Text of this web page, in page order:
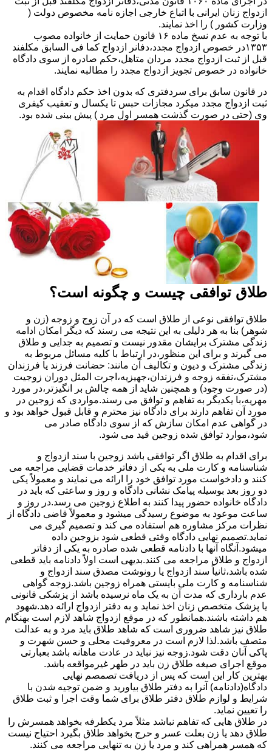
ازدواج زنان ایرانی با اتباع خارجی اجازه نامه مخصوص دولت (
وزارت کشور ) را اخذ نمایند.
با توجه به عدم نسخ ماده ۱۶ قانون حمایت از خانواده مصوب
۱۳۵۳در خصوص ازدواج مجدد،دفانر ازدواج کما فی السابق مکلفند
قبل از ثبت ازدواج مجدد مردان متاهل،حکم صادره از سوی دادگاه
خانواده در خصوص تجویز ازدواج مجدد را مطالبه نمایند.
در قانون سابق برای سردفتری که بدون اخذ حکم دادگاه اقدام به
ثبت ازدواج مجدد میکرد مجازات حبس تا یکسال و تعقیب کیفری
وی (حتی در صورت گذشت همسر اول مرد ) پیش بینی شده بود.
طلاق توافقی چیست و چگونه است؟
طلاق توافقی نوعی از طلاق است که در آن زوج و زوجه (زن و
شوهر) بنا به هر دلیلی به این نتیجه می رسند که دیگر امکان ادامه
زندگی مشترک برایشان مقدور نیست و تصمیم به جدایی و طلاق
می گیرند و برای این منظور،در ارتباط با کلیه مسائل مربوط به
زندگی مشترک و دیون و تکالیف آن مانند: حضانت فرزند یا فرزندان
مشترک،نفقه زوجه و فرزندان،جهیزیه،اجرت المثل دوران زوجیت
(در صورت وجود) و همچنین شاید از همه چالش بر انگیزتر،در مورد
مهریه،با یکدیگر به تفاهم و توافق می رسند.مواردی که زوجین در
مورد آن تفاهم دارند برای دادگاه نیز محترم و قابل قبول خواهد بود و
در گواهی عدم امکان سازش که از سوی دادگاه صادر می
شود،موارد توافق شده زوجین قید می شود.
برای اقدام به طلاق اگر توافقی باشد زوجین با سند ازدواج و
شناسنامه و کارت ملی به یکی از دفاتر خدمات قضایی مراجعه می
کنند و دادخواست مورد توافق خود را ارائه می نمایند و معمولاً یکی
دو روز بعد بوسیله پیامک نشانی دادگاه و روز و ساعتی که باید در
دادگاه خانواده حضور پیدا کنند به اطلاع زوجین می رسد.در روز و
ساعت موعود به موضوع رسیدگی میشود و معمولاً قاضی دادگاه از
نظرات مرکز مشاوره هم استفاده می کند و تصمیم گیری می
نماید.تصمیم نهایی دادگاه وقتی قطعی شود بزوجین داده
میشود.آنگاه آنها با دادنامه قطعی شده صادره به یکی از دفاتر
ازدواج و طلاق مراجعه می کنند.بدیهی است اولاً دادنامه باید قطعی
شده باشد،ثانیاً سند ازدواج یا رونوشت مصدق سند ازدواج و
شناسنامه و کارت ملی بایستی همراه زوجین باشد.زوجه گواهی
عدم بارداری که مدت آن به یک ماه نرسیده باشد از پزشکی قانونی
یا پزشک متخصص زنان اخذ نماید و به دفتر ازدواج ارائه دهد.شهود
هم داشته باشند.همانطور که در موقع ازدواج شاهد لازم است بهنگام
طلاق نیز شاهد ضروری است که شاهد طلاق باید مرد و به عدالت
متصف باشد.لذا لازم است در معروفیت محلی و حسن شهرت و
پاکی آنان دقت شود.زوجه نیز نباید در عادت ماهانه باشد بعبارتی
موقع اجرای صیغه طلاق زن باید در طهر غیرمواقعه باشد.
بهترین کار این است که پس از دریافت تصمصم نهایی
دادگاه(دادنامه) آنرا به دفتر طلاق بیاورید و ضمن توجیه شدن با
شرایط و لوازم طلاق دفتر طلاق برای شما وقت اجرا و ثبت طلاق
را تعیین نماید.
در طلاق هایی که تفاهم نباشد مثلاً مرد یکطرفه بخواهد همسرش را
طلاق دهد یا زن بعلت عسر و حرج بخواهد طلاق بگیرد احتیاج نیست
که همسر همراهی کند و مرد یا زن به تنهایی مراجعه می کنند.